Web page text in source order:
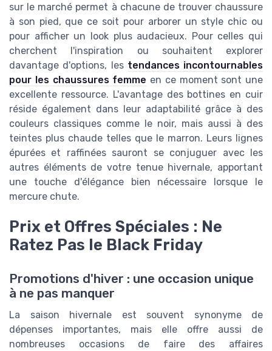
sur le marché permet à chacune de trouver chaussure
à son pied, que ce soit pour arborer un style chic ou
pour afficher un look plus audacieux. Pour celles qui
cherchent l'inspiration ou souhaitent explorer
davantage d'options, les tendances incontournables
pour les chaussures femme en ce moment sont une
excellente ressource. L'avantage des bottines en cuir
réside également dans leur adaptabilité grâce à des
couleurs classiques comme le noir, mais aussi à des
teintes plus chaude telles que le marron. Leurs lignes
épurées et raffinées sauront se conjuguer avec les
autres éléments de votre tenue hivernale, apportant
une touche d'élégance bien nécessaire lorsque le
mercure chute.
Prix et Offres Spéciales : Ne
Ratez Pas le Black Friday
Promotions d'hiver : une occasion unique
à ne pas manquer
La saison hivernale est souvent synonyme de
dépenses importantes, mais elle offre aussi de
nombreuses occasions de faire des affaires